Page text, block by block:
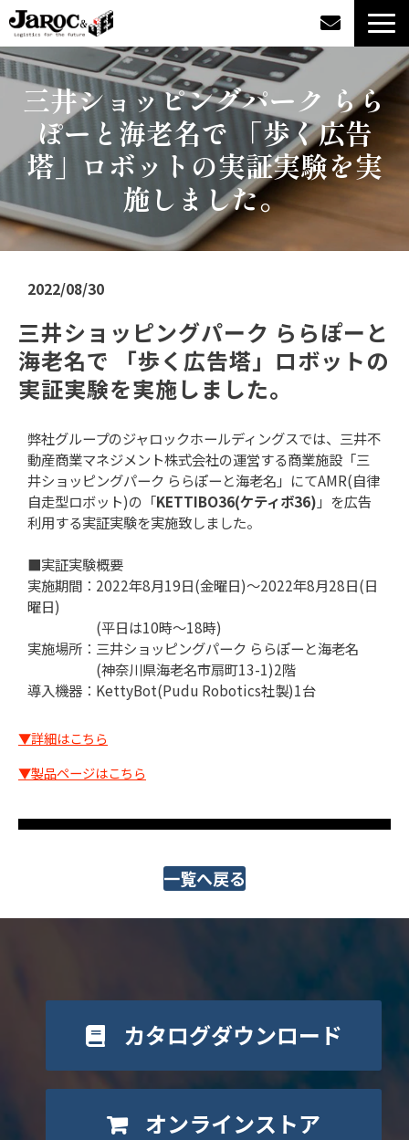
製品情報
導入事例
企業情報
カタログダウンロード
ジャロックコラム
採用情報
オンラインショップ
三井ショッピングパーク らら
ぽーと海老名で 「歩く広告
塔」ロボットの実証実験を実
施しました。
2022/08/30
三井ショッピングパーク ららぽーと
海老名で 「歩く広告塔」ロボットの
実証実験を実施しました。
弊社グループのジャロックホールディングスでは、三井不
動産商業マネジメント株式会社の運営する商業施設「三
井ショッピングパーク ららぽーと海老名」にてAMR(自律
自走型ロボット)の「KETTIBO36(ケティボ36) 」を広告
利用する実証実験を実施致しました。
■実証実験概要
実施期間：2022年8月19日(金曜日)～2022年8月28日(日
曜日)
(平日は10時～18時)
実施場所：三井ショッピングパーク ららぽーと海老名
(神奈川県海老名市扇町13-1)2階
導入機器：KettyBot(Pudu Robotics社製)1台
▼詳細はこちら
▼製品ページはこちら
一覧へ戻る
カタログダウンロード
オンラインストア